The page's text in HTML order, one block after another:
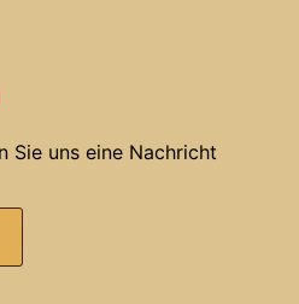
Sie uns eine Nachricht